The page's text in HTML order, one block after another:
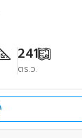
241
ตร.ว.